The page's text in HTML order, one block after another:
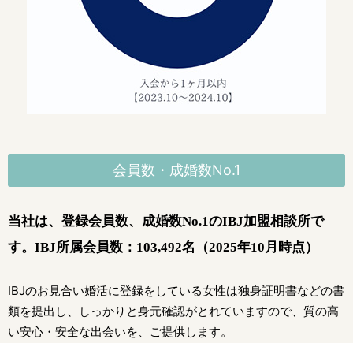
会員数・成婚数No.1
当社は、登録会員数、成婚数No.1のIBJ加盟相談所で
す。 IBJ所属会員数：103,492名（2025年10月時点）
IBJのお見合い婚活に登録をしている女性は独身証明書などの書
類を提出し、
しっかりと身元確認がとれていますので、質の高
い安心・安全な出会いを、ご提供します。